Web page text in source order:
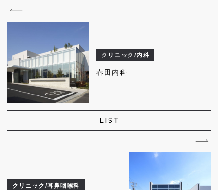
クリニック/内科
春田内科
LIST
クリニック/耳鼻咽喉科